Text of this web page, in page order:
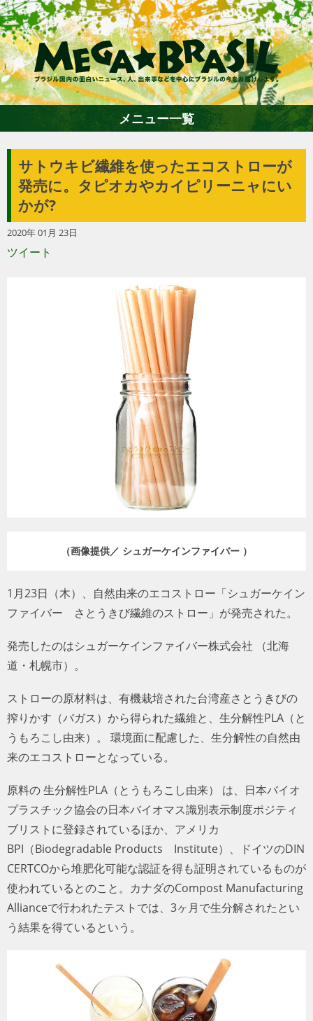
ホーム
ファション
グルメ
トラベル
サッカー
PEOPLE
ビジネス
コラム
メニュー一覧
サトウキビ繊維を使ったエコストローが
発売に。タピオカやカイピリーニャにい
かが?
2020年 01月 23日
ツイート
（画像提供／ シュガーケインファイバー ）
1月23日（木）、自然由来のエコストロー「シュガーケイン
ファイバー さとうきび繊維のストロー」が発売された。
発売したのはシュガーケインファイバー株式会社 （北海
道・札幌市）。
ストローの原材料は、有機栽培された台湾産さとうきびの
搾りかす（バガス）から得られた繊維と、生分解性
PLA（とうもろこし由来）。 環境面に配慮した、生分解性
の自然由来のエコストローとなっている。
原料の 生分解性PLA（とうもろこし由来） は、日本バイオ
プラスチック協会の日本バイオマス識別表示制度ポジティ
ブリストに登録されているほか、アメリカ
BPI（Biodegradable Products Institute）、ドイツのDIN
CERTCOから堆肥化可能な認証を得も証明されているもの
が使われているとのこと。カナダのCompost Manufacturing
Allianceで行われたテストでは、3ヶ月で生分解されたとい
う結果を得ているという。